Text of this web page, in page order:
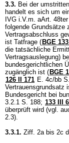
3.3. Bei der
handelt es sich um
IVG i.V.m. aArt.
folgende Grundsätze
Vertragsabschluss
ist Tatfrage ( BGE
die tatsächliche
Vertragsauslegung)
bundesgerichtlichen
zugänglich ist ( BGE
126 II 171 E. 4c/bb
Vertrauensgrundsatz
Bundesgericht bei
3.2.1 S. 188; 133 III
überprüft wird (vgl.
2.3).
3.3.1. Ziff. 2a bis 2c